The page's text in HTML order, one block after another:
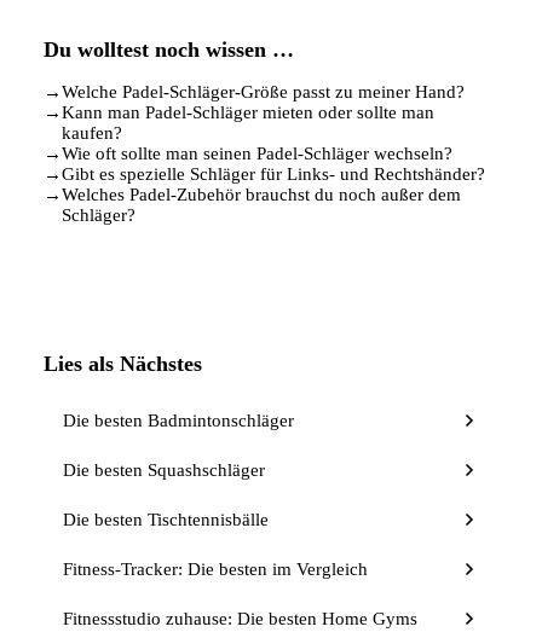
Du wolltest noch wissen …
→Welche Padel-Schläger-Größe passt zu meiner Hand?
→Kann man Padel-Schläger mieten oder sollte man
kaufen?
→Wie oft sollte man seinen Padel-Schläger wechseln?
→Gibt es spezielle Schläger für Links- und Rechtshänder?
→Welches Padel-Zubehör brauchst du noch außer dem
Schläger?
Lies als Nächstes
Die besten Badmintonschläger
Die besten Squashschläger
Die besten Tischtennisbälle
Fitness-Tracker: Die besten im Vergleich
Fitnessstudio zuhause: Die besten Home Gyms